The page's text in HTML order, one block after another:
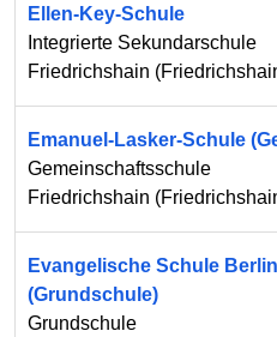
Ellen-Key-Schule
Integrierte Sekundarschule
Friedrichshain (
Emanuel-Lasker-Schule
Gemeinschaftsschule
Friedrichshain (
Evangelische Schule
(Grundschule)
Grundschule